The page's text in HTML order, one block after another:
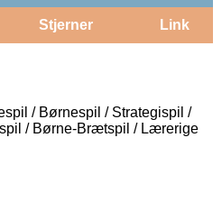
Stjerner Link
/ Børnespil / Strategispil /
/ Børne-Brætspil / Lærerige